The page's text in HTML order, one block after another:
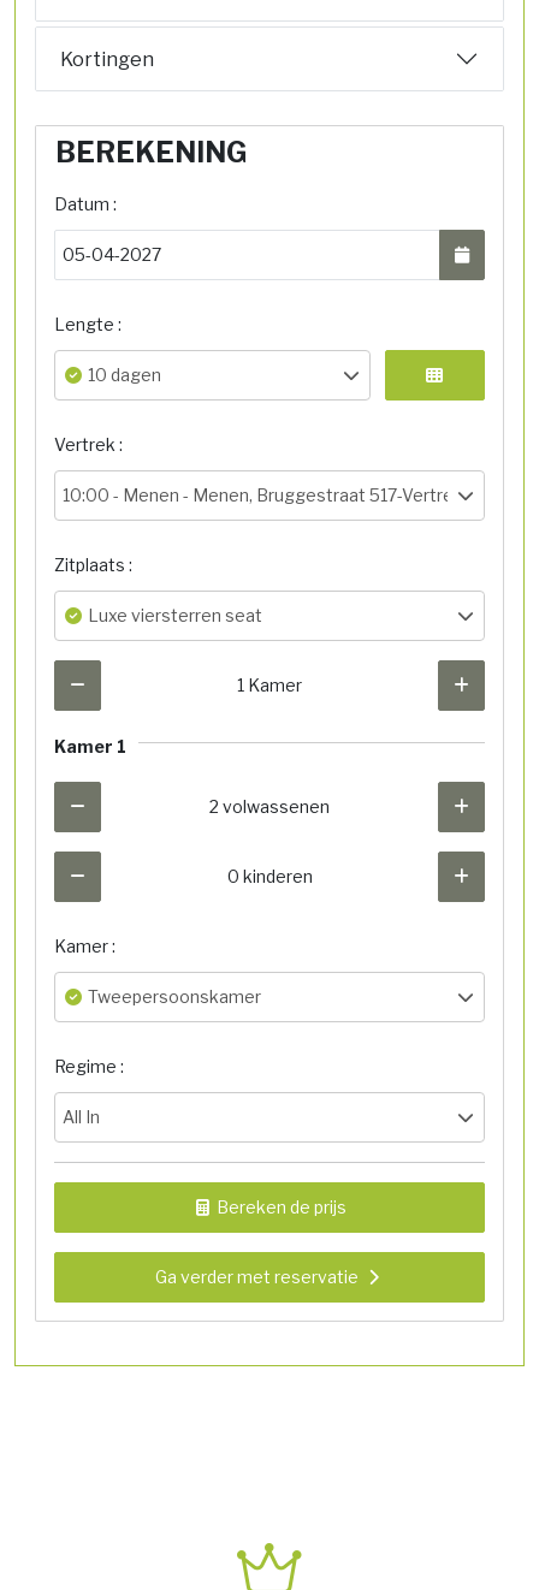
Kortingen
BEREKENING
Datum :
Lengte :
10 dagen
Vertrek :
10:00 - Menen - Menen, Bruggestraat 517-Vertrekhal
Zitplaats :
Luxe viersterren seat
1 Kamer
Kamer 1
2 volwassenen
0 kinderen
Kamer :
Tweepersoonskamer
Regime :
All In
Bereken de prijs
Ga verder met reservatie